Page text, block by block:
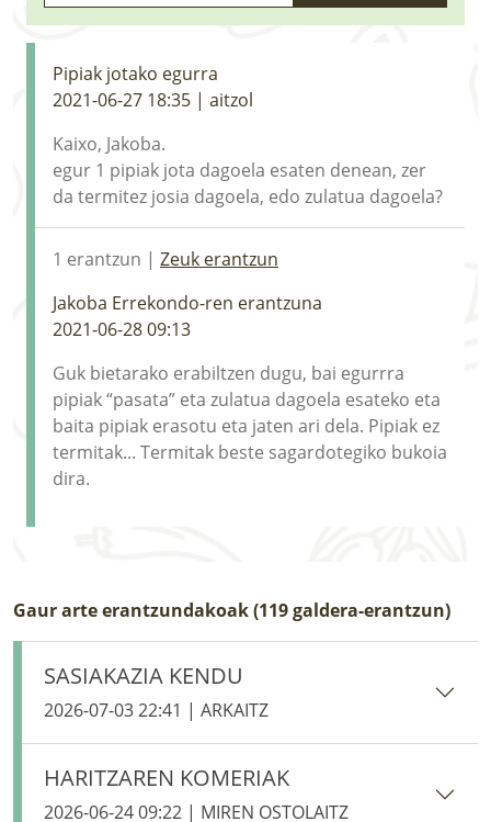
LURRAREN AGENDA
AZOKA
Pipiak jotako egurra
2021-06-27 18:35 | aitzol
Kaixo, Jakoba.
egur 1 pipiak jota dagoela esaten denean, zer
da termitez josia dagoela, edo zulatua dagoela?
1 erantzun | Zeuk erantzun
Jakoba Errekondo-ren erantzuna
2021-06-28 09:13
Guk bietarako erabiltzen dugu, bai egurrra
pipiak “pasata” eta zulatua dagoela esateko eta
baita pipiak erasotu eta jaten ari dela. Pipiak ez
termitak... Termitak beste sagardotegiko bukoia
dira.
Gaur arte erantzundakoak (119 galdera-erantzun)
SASIAKAZIA KENDU
2026-07-03 22:41 | ARKAITZ
HARITZAREN KOMERIAK
2026-06-24 09:22 | MIREN OSTOLAITZ